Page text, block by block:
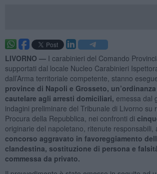
LIVORNO — I carabinieri del Comando
supportati dal locale Nucleo Carabinieri
dall’Arma territoriale competente, stanno
province di Napoli e Grosseto,
cautelare agli arresti domiciliari, emessa dal
indagini preliminare del Tribunale di Livorno su
Procura della Repubblica, nei confronti di
originarie del napoletano, ritenute responsabili,
concorso aggravato in favoreggiamento
clandestina, sostituzione di persona e
commessa da privato.